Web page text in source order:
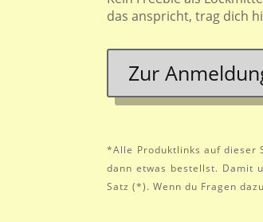
das anspricht, trag dich
Zur
*Alle Produktlinks auf dieser
dann etwas bestellst. Damit
Satz (*). Wenn du Fragen